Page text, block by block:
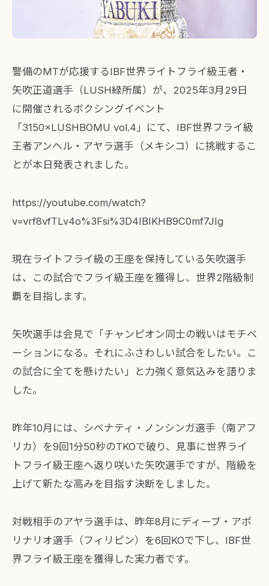
警備のMTが応援するIBF世界ライトフライ級王者・
矢吹正道選手（LUSH緑所属）が、2025年3月29日
に開催されるボクシングイベント
「3150×LUSHBOMU vol.4」にて、IBF世界フライ級
王者アンヘル・アヤラ選手（メキシコ）に挑戦するこ
とが本日発表されました。
https://youtube.com/watch?
v=vrf8vfTLv4o%3Fsi%3D4IBIKHB9C0mf7JIg
現在ライトフライ級の王座を保持している矢吹選手
は、この試合でフライ級王座を獲得し、世界2階級制
覇を目指します。
矢吹選手は会見で「チャンピオン同士の戦いはモチベ
ーションになる。それにふさわしい試合をしたい。こ
の試合に全てを懸けたい」と力強く意気込みを語りま
した。
昨年10月には、シベナティ・ノンシンガ選手（南アフ
リカ）を9回1分50秒のTKOで破り、見事に世界ライ
トフライ級王座へ返り咲いた矢吹選手ですが、階級を
上げて新たな高みを目指す決断をしました。
対戦相手のアヤラ選手は、昨年8月にディーブ・アポ
リナリオ選手（フィリピン）を6回KOで下し、IBF世
界フライ級王座を獲得した実力者です。